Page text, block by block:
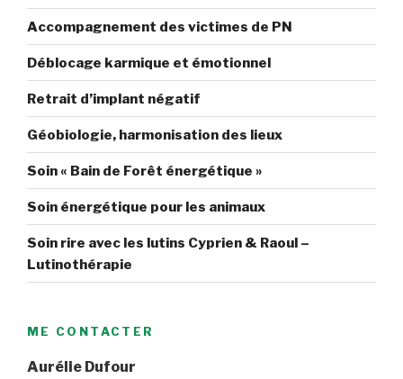
Accompagnement des victimes de PN
Déblocage karmique et émotionnel
Retrait d’implant négatif
Géobiologie, harmonisation des lieux
Soin « Bain de Forêt énergétique »
Soin énergétique pour les animaux
Soin rire avec les lutins Cyprien & Raoul –
Lutinothérapie
ME CONTACTER
Aurélie Dufour